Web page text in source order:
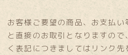
お客様ご要望の商品、お支払
と直接のお取引となりますの
く表記につきましてはリンク